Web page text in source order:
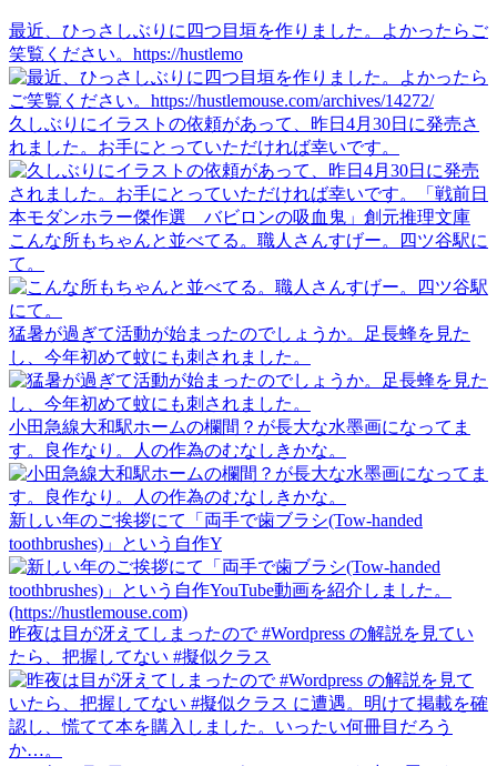
最近、ひっさしぶりに四つ目垣を作りました。よかったらご
笑覧ください。https://hustlemo
久しぶりにイラストの依頼があって、昨日4月30日に発売さ
れました。お手にとっていただければ幸いです。
こんな所もちゃんと並べてる。職人さんすげー。四ツ谷駅に
て。
猛暑が過ぎて活動が始まったのでしょうか。足長蜂を見た
し、今年初めて蚊にも刺されました。
小田急線大和駅ホームの欄間？が長大な水墨画になってま
す。良作なり。人の作為のむなしきかな。
新しい年のご挨拶にて「両手で歯ブラシ(Tow-handed
toothbrushes)」という自作Y
昨夜は目が冴えてしまったので #Wordpress の解説を見てい
たら、把握してない #擬似クラス